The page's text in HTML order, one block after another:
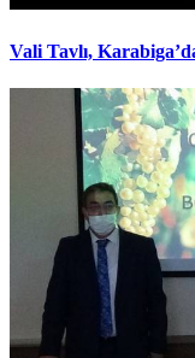
Vali Tavlı,